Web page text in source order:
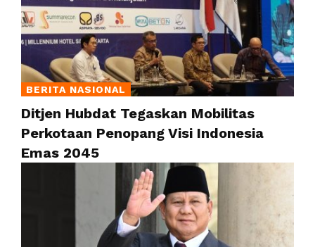
BERITA NASIONAL
Ditjen Hubdat Tegaskan Mobilitas
Perkotaan Penopang Visi Indonesia
Emas 2045